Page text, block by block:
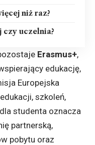
niż raz?
czy uczelnia?
Erasmus+,
edukację,
Europejska
szkoleń,
studenta oznacza
partnerską,
pobytu oraz